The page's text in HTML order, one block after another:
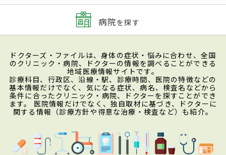
病院を探す
ドクターズ・ファイルは、身体の症状・悩みに合わせ、全国
のクリニック・病院、ドクターの情報を調べることができる
地域医療情報サイトです。
診療科目、行政区、沿線・駅、診療時間、医院の特徴などの
基本情報だけでなく、気になる症状、病名、検査名などから
条件に合ったクリニック・病院、ドクターを探すことができ
ます。 医院情報だけでなく、独自取材に基づき、ドクターに
関する情報（診療方針や得意な治療・検査など）も紹介。